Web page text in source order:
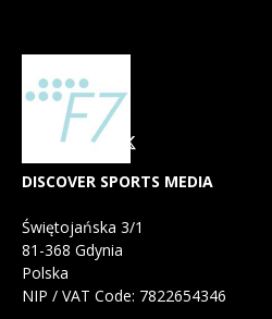
DISCOVER SPORTS MEDIA
Świętojańska 3/1
81-368 Gdynia
Polska
NIP / VAT Code: 7822654346